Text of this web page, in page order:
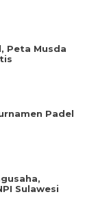
Peta Musda
Padel
Sulawesi